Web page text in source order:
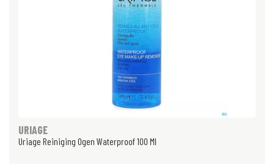
URIAGE
Uriage Reiniging Ogen Waterproof 100 Ml